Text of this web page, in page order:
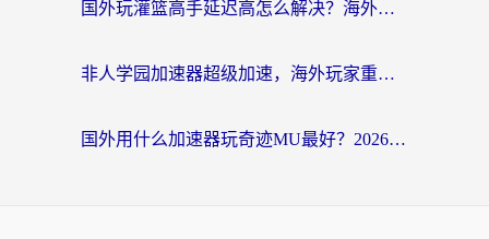
国外玩灌篮高手延迟高怎么解决？海外玩家国服游戏加速终极指南
非人学园加速器超级加速，海外玩家重返国服的通行证
国外用什么加速器玩奇迹MU最好？2026海外玩家国服游戏加速全攻略